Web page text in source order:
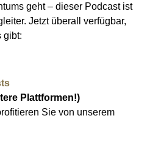
geht – dieser Podcast ist
Jetzt überall verfügbar,
gibt:
Plattformen!)
Sie von unserem